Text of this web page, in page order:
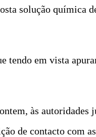
solução química
tendo em vista
às
de contacto com